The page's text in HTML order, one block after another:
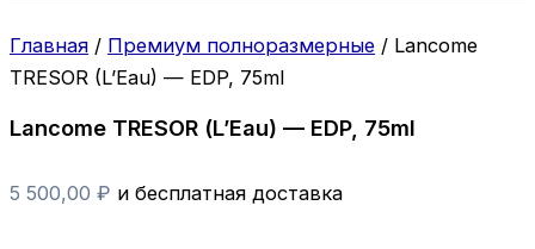
Главная / Премиум полноразмерные / Lancome
TRESOR (L’Eau) — EDP, 75ml
Lancome TRESOR (L’Eau) — EDP, 75ml
5 500,00 ₽ и бесплатная доставка